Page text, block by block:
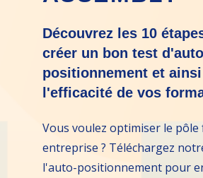
Découvrez les 10
créer un bon test
positionnement et
l'efficacité de vos
Vous voulez optimiser le
entreprise ? Téléchargez
l'auto-positionnement pour